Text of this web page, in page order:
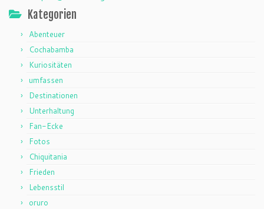
Kategorien
Abenteuer
Cochabamba
Kuriositäten
umfassen
Destinationen
Unterhaltung
Fan-Ecke
Fotos
Chiquitania
Frieden
Lebensstil
oruro